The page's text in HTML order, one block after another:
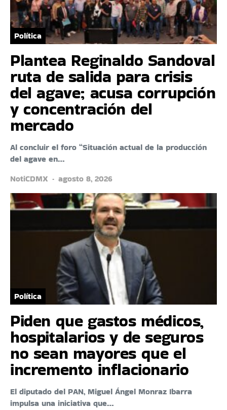
Política
Plantea Reginaldo Sandoval
ruta de salida para crisis
del agave; acusa corrupción
y concentración del
mercado
Al concluir el foro “Situación actual de la producción
del agave en…
NotiCDMX
agosto 8, 2026
Política
Piden que gastos médicos,
hospitalarios y de seguros
no sean mayores que el
incremento inflacionario
El diputado del PAN, Miguel Ángel Monraz Ibarra
impulsa una iniciativa que…